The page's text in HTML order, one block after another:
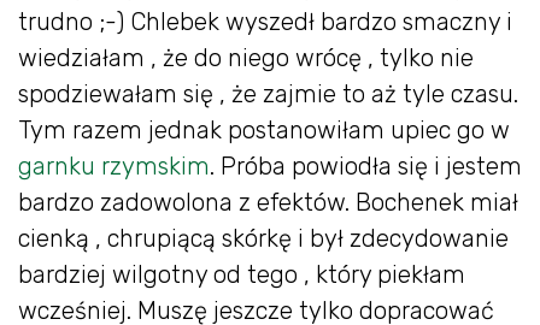
trudno ;-) Chlebek wyszedł bardzo smaczny i
wiedziałam , że do niego wrócę , tylko nie
spodziewałam się , że zajmie to aż tyle czasu.
Tym razem jednak postanowiłam upiec go w
garnku rzymskim. Próba powiodła się i jestem
bardzo zadowolona z efektów. Bochenek miał
cienką , chrupiącą skórkę i był zdecydowanie
bardziej wilgotny od tego , który piekłam
wcześniej. Muszę jeszcze tylko dopracować